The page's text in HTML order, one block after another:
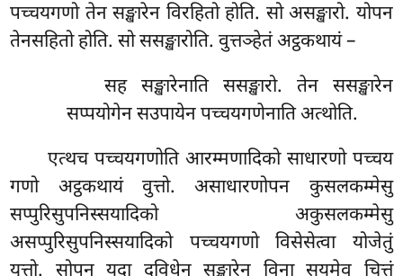
पच्चयगणो तेन सङ्खारेन विरहितो होति. सो असङ्खारो. योपन
तेनसहितो होति. सो ससङ्खारोति. वुत्तञ्हेतं अट्ठकथायं –
सह सङ्खारेनाति ससङ्खारो. तेन ससङ्खारेन
सप्पयोगेन सउपायेन पच्चयगणेनाति अत्थोति.
एत्थच पच्चयगणोति आरम्मणादिको साधारणो पच्चय
गणो अट्ठकथायं वुत्तो. असाधारणोपन कुसलकम्मेसु
सप्पुरिसुपनिस्सयादिको अकुसलकम्मेसु
असप्पुरिसुपनिस्सयादिको पच्चयगणो विसेसेत्वा योजेतुं